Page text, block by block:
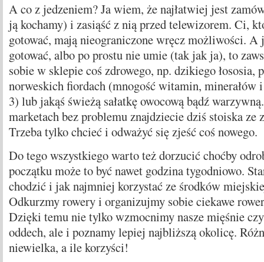
A co z jedzeniem? Ja wiem, że najłatwiej jest
ją kochamy) i zasiąść z nią przed telewizorem. Ci,
gotować, mają nieograniczone wręcz możliwości.
gotować, albo po prostu nie umie (tak jak ja), to
sobie w sklepie coś zdrowego, np. dzikiego łososia,
norweskich fiordach (mnogość witamin, minerałów
3) lub jakąś świeżą sałatkę owocową bądź
marketach bez problemu znajdziecie dziś stoiska ze
Trzeba tylko chcieć i odważyć się zjeść coś nowego.
Do tego wszystkiego warto też dorzucić choćby
początku może to być nawet godzina tygodniowo.
chodzić i jak najmniej korzystać ze środków
Odkurzmy rowery i organizujmy sobie ciekawe
Dzięki temu nie tylko wzmocnimy nasze mięśnie
oddech, ale i poznamy lepiej najbliższą okolicę.
niewielka, a ile korzyści!